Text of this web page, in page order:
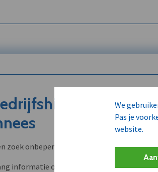
We
Pas je
website.
is
zoek onbeperkt in onze archieven
informatie over leads, klanten,